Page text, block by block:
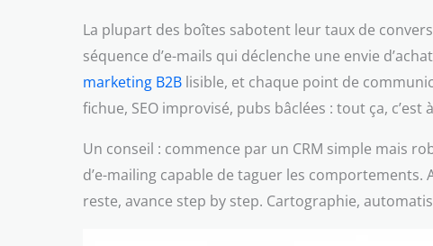
La plupart des boîtes sabotent leur taux de
séquence d’e-mails qui déclenche une envie
marketing B2B lisible, et chaque point de
fichue, SEO improvisé, pubs bâclées : tout ça, c’est
Un conseil : commence par un CRM simple mais
d’e-mailing capable de taguer les
reste, avance step by step. Cartographie,